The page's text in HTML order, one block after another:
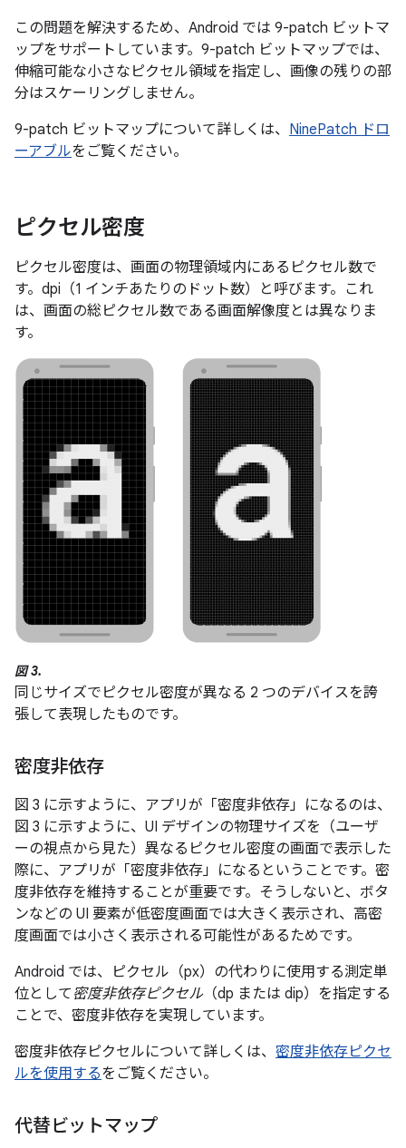
この問題を解決するため、Android では 9-patch ビットマ
ップをサポートしています。9-patch ビットマップでは、
伸縮可能な小さなピクセル領域を指定し、画像の残りの部
分はスケーリングしません。
9-patch ビットマップについて詳しくは、 NinePatch ドロ
ーアブルをご覧ください。
ピクセル密度
ピクセル密度は、画面の物理領域内にあるピクセル数で
す。dpi（1 インチあたりのドット数）と呼びます。これ
は、画面の総ピクセル数である画面解像度とは異なりま
す。
図 3.
同じサイズでピクセル密度が異なる 2 つのデバイスを誇
張して表現したものです。
密度非依存
図 3 に示すように、アプリが「密度非依存」になるのは、
図 3 に示すように、UI デザインの物理サイズを（ユーザ
ーの視点から見た）異なるピクセル密度の画面で表示した
際に、アプリが「密度非依存」になるということです。密
度非依存を維持することが重要です。そうしないと、ボタ
ンなどの UI 要素が低密度画面では大きく表示され、高密
度画面では小さく表示される可能性があるためです。
Android では、ピクセル（px）の代わりに使用する測定単
位として 密度非依存ピクセル（dp または dip）を指定する
ことで、密度非依存を実現しています。
密度非依存ピクセルについて詳しくは、 密度非依存ピクセ
ルを使用するをご覧ください。
代替ビットマップ